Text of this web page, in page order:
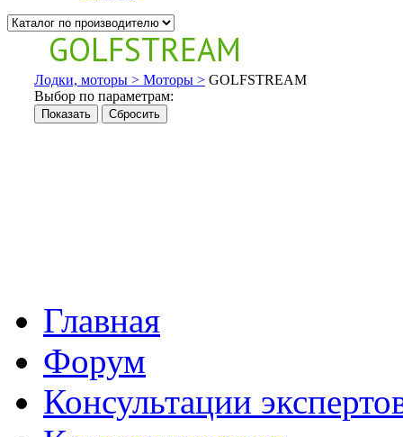
GOLFSTREAM
Лодки, моторы > Моторы > GOLFSTREAM
Выбор по параметрам:
Главная
Форум
Консультации